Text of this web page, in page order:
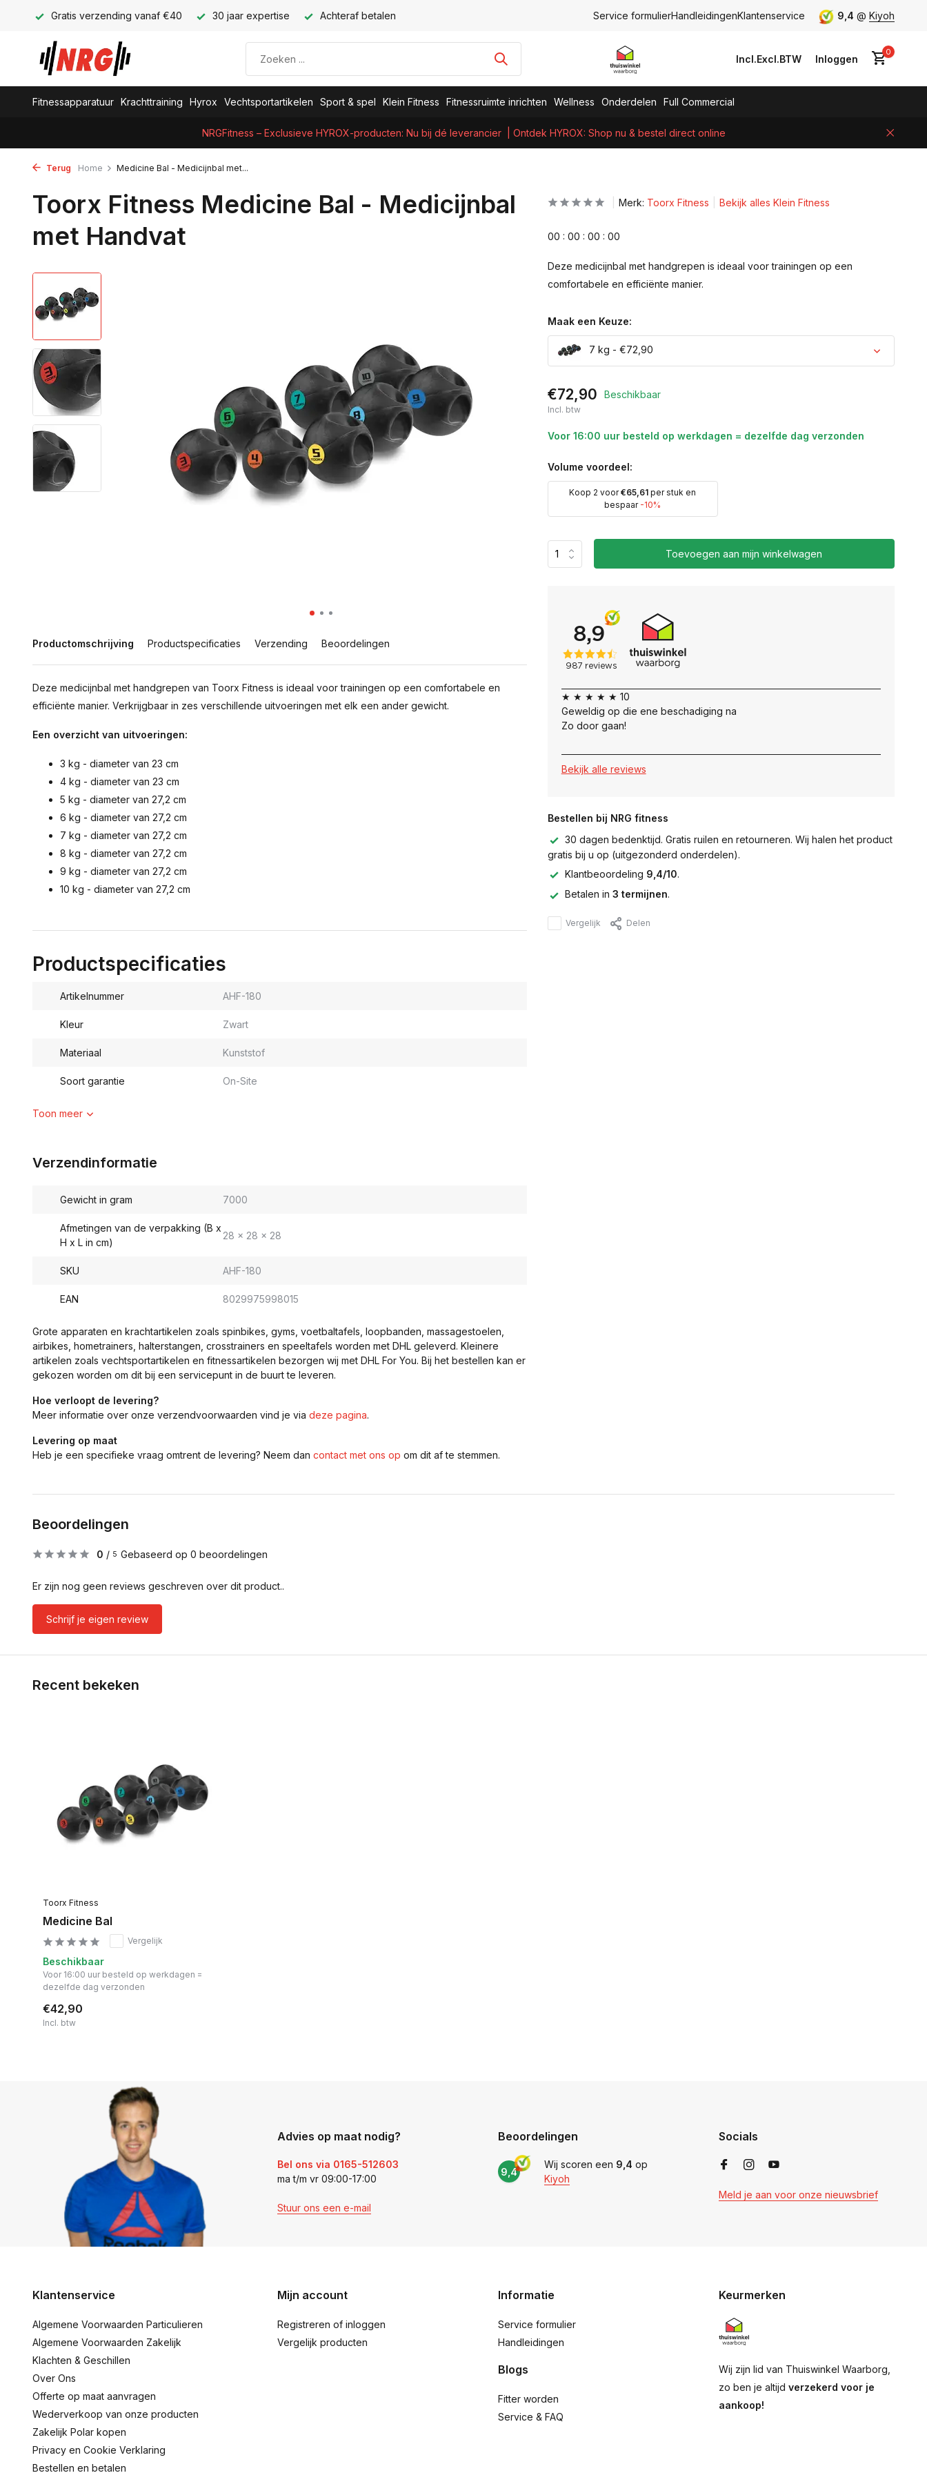
Gratis verzending vanaf €40 30 jaar expertise Achteraf betalen Service formulierHandleidingenKlantenservice 9,4 @ Kiyoh
Incl.Excl.BTW Inloggen
0
Fitnessapparatuur Krachttraining Hyrox Vechtsportartikelen Sport & spel Klein Fitness Fitnessruimte inrichten Wellness Onderdelen Full Commercial
NRGFitness – Exclusieve HYROX-producten: Nu bij dé leverancier | Ontdek HYROX: Shop nu & bestel direct online
Terug Home Medicine Bal - Medicijnbal met...
Toorx Fitness Medicine Bal - Medicijnbal
met Handvat
Productomschrijving Productspecificaties Verzending Beoordelingen
Deze medicijnbal met handgrepen van Toorx Fitness is ideaal voor trainingen op een comfortabele en
efficiënte manier. Verkrijgbaar in zes verschillende uitvoeringen met elk een ander gewicht.
Een overzicht van uitvoeringen:
3 kg - diameter van 23 cm
4 kg - diameter van 23 cm
5 kg - diameter van 27,2 cm
6 kg - diameter van 27,2 cm
7 kg - diameter van 27,2 cm
8 kg - diameter van 27,2 cm
9 kg - diameter van 27,2 cm
10 kg - diameter van 27,2 cm
Productspecificaties
Artikelnummer AHF-180
Kleur Zwart
Materiaal Kunststof
Soort garantie On-Site
Toon meer
Verzendinformatie
Gewicht in gram 7000
Afmetingen van de verpakking (B x
H x L in cm)
28 x 28 x 28
SKU AHF-180
EAN 8029975998015
Grote apparaten en krachtartikelen zoals spinbikes, gyms, voetbaltafels, loopbanden, massagestoelen,
airbikes, hometrainers, halterstangen, crosstrainers en speeltafels worden met DHL geleverd. Kleinere
artikelen zoals vechtsportartikelen en fitnessartikelen bezorgen wij met DHL For You. Bij het bestellen kan er
gekozen worden om dit bij een servicepunt in de buurt te leveren.
Hoe verloopt de levering?
Meer informatie over onze verzendvoorwaarden vind je via deze pagina.
Levering op maat
Heb je een specifieke vraag omtrent de levering? Neem dan contact met ons op om dit af te stemmen.
Merk: Toorx Fitness Bekijk alles Klein Fitness
00 : 00 : 00 : 00
Deze medicijnbal met handgrepen is ideaal voor trainingen op een
comfortabele en efficiënte manier.
Maak een Keuze:
7 kg - €72,90
€72,90 Beschikbaar
Incl. btw
Voor 16:00 uur besteld op werkdagen = dezelfde dag verzonden
Volume voordeel:
Koop 2 voor€65,61 per stuk en
bespaar -10%
Toevoegen aan mijn winkelwagen
★ ★ ★ ★ ★ 10
Geweldig op die ene beschadiging na
Zo door gaan!
Bekijk alle reviews
Bestellen bij NRG fitness
30 dagen bedenktijd. Gratis ruilen en retourneren. Wij halen het product
gratis bij u op (uitgezonderd onderdelen).
Klantbeoordeling 9,4/10.
Betalen in 3 termijnen.
Vergelijk Delen
Beoordelingen
0 / 5 Gebaseerd op 0 beoordelingen
Er zijn nog geen reviews geschreven over dit product..
Schrijf je eigen review
Recent bekeken
Toorx Fitness
Medicine Bal
Vergelijk
Beschikbaar
Voor 16:00 uur besteld op werkdagen =
dezelfde dag verzonden
€42,90
Incl. btw
Advies op maat nodig?
Bel ons via 0165-512603
ma t/m vr 09:00-17:00
Stuur ons een e-mail
Beoordelingen
9,4
Wij scoren een 9,4 op
Kiyoh
Socials
Meld je aan voor onze nieuwsbrief
Klantenservice
Algemene Voorwaarden Particulieren
Algemene Voorwaarden Zakelijk
Klachten & Geschillen
Over Ons
Offerte op maat aanvragen
Wederverkoop van onze producten
Zakelijk Polar kopen
Privacy en Cookie Verklaring
Bestellen en betalen
Mijn account
Registreren of inloggen
Vergelijk producten
Informatie
Service formulier
Handleidingen
Blogs
Fitter worden
Service & FAQ
Keurmerken
Wij zijn lid van Thuiswinkel Waarborg,
zo ben je altijd verzekerd voor je
aankoop!